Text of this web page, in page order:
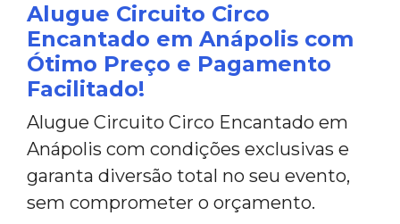
Alugue Circuito Circo
Encantado em Anápolis com
Ótimo Preço e Pagamento
Facilitado!
Alugue Circuito Circo Encantado em
Anápolis com condições exclusivas e
garanta diversão total no seu evento,
sem comprometer o orçamento.